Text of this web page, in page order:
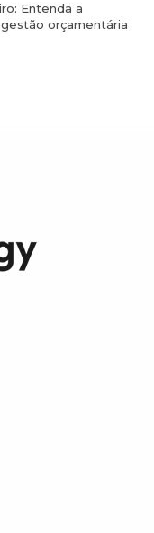
Entenda a
orçamentária